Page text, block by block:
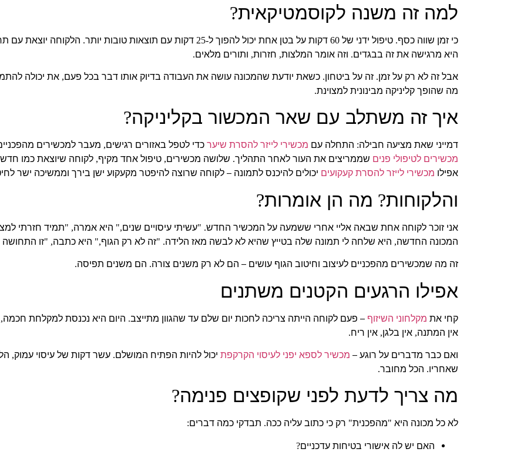
למה זה משנה לקוסמטיקאית?
כי זמן שווה כסף. טיפול ידני של 60 דקות על בטן אחת יכול להפוך ל-25 דקות עם תוצאות טובות יותר. הלקוחה יוצאת עם
היא מרגישה את זה בבגדים. וזה אומר המלצות, חזרות, ותורים מלאים.
אבל זה לא רק על זמן. זה על ביטחון. כשאת יודעת שהמכונה עושה את העבודה בדיוק אותו דבר בכל פעם, את יכולה
מה שהופך קליניקה מבינונית למצוינת.
איך זה משתלב עם שאר המכשור בקליניקה?
דמייני שאת מציעה חבילה: התחלה עם מכשירי לייזר להסרת שיער כדי לטפל באזורים רגישים, מעבר למכשירים
מכשירים לטיפולי פנים שממריצים את העור לאחר התהליך. שלושה מכשירים, טיפול אחד מקיף, לקוחה שיוצאת כמו
אפילו מכשירי לייזר להסרת קעקועים יכולים להיכנס לתמונה – לקוחה שרוצה להיפטר מקעקוע ישן בירך וממשיכה ישר
והלקוחות? מה הן אומרות?
אני זוכר לקוחה אחת שבאה אליי אחרי ששמעה על המכשיר החדש. "עשיתי עיסויים שנים," היא אמרה, "תמיד חזרתי
המכונה החדשה, היא שלחה לי תמונה שלה בטייץ שהיא לא לבשה מאז הלידה. "זה לא רק הגוף," היא כתבה, "זו התחושה
זה מה שמכשירים מהפכניים לעיצוב וחיטוב הגוף עושים – הם לא רק משנים צורה. הם משנים תפיסה.
אפילו הרגעים הקטנים משתנים
קחי את מקלחוני השיזוף – פעם לקוחה הייתה צריכה לחכות יום שלם עד שהגוון מתייצב. היום היא נכנסת למקלחת חכמה,
אין המתנה, אין בלגן, אין ריח.
ואם כבר מדברים על רוגע – מכשיר לספא יפני לעיסוי הקרקפת יכול להיות הפתיח המושלם. עשר דקות של עיסוי עמוק,
שאחריו. הכל מחובר.
מה צריך לדעת לפני שקופצים פנימה?
לא כל מכונה היא "מהפכנית" רק כי כתוב עליה ככה. תבדקי כמה דברים:
האם יש לה אישורי בטיחות עדכניים?